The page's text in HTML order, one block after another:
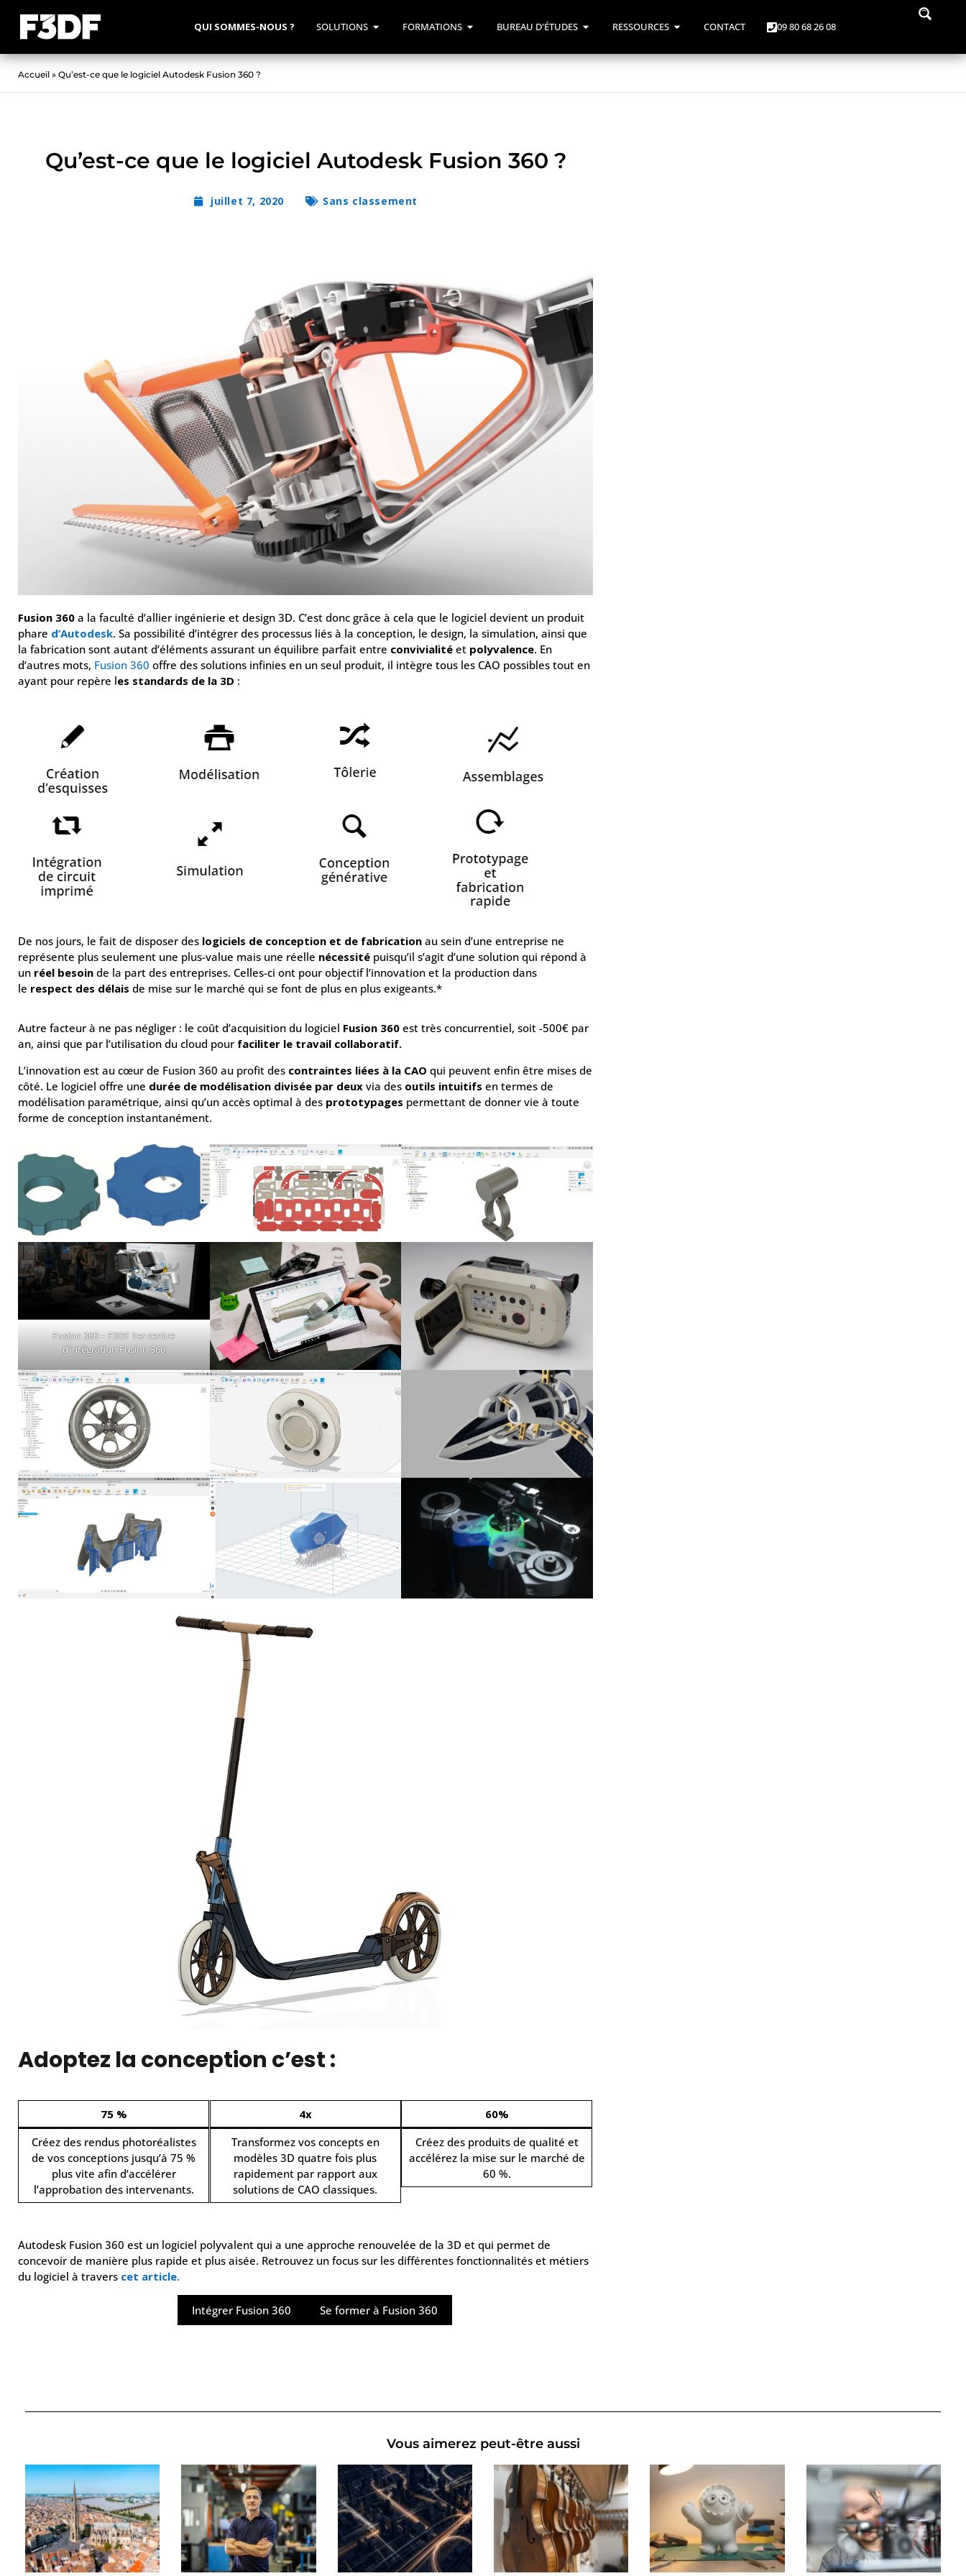
QUI SOMMES-NOUS ? SOLUTIONS FORMATIONS BUREAU D'ÉTUDES RESSOURCES CONTACT 09 80 68 26 08
Accueil » Qu’est-ce que le logiciel Autodesk Fusion 360 ?
Qu’est-ce que le logiciel Autodesk Fusion 360 ?
juillet 7, 2020 Sans classement
Fusion 360 a la faculté d’allier ingénierie et design 3D. C’est donc grâce à cela que le logiciel devient un produit
phare d’Autodesk. Sa possibilité d’intégrer des processus liés à la conception, le design, la simulation, ainsi que
la fabrication sont autant d’éléments assurant un équilibre parfait entre convivialité et polyvalence. En
d’autres mots, Fusion 360 offre des solutions infinies en un seul produit, il intègre tous les CAO possibles tout en
ayant pour repère les standards de la 3D :
De nos jours, le fait de disposer des logiciels de conception et de fabrication au sein d’une entreprise ne
représente plus seulement une plus-value mais une réelle nécessité puisqu’il s’agit d’une solution qui répond à
un réel besoin de la part des entreprises. Celles-ci ont pour objectif l’innovation et la production dans
le respect des délais de mise sur le marché qui se font de plus en plus exigeants.*
Autre facteur à ne pas négliger : le coût d’acquisition du logiciel Fusion 360 est très concurrentiel, soit -500€ par
an, ainsi que par l’utilisation du cloud pour faciliter le travail collaboratif.
L’innovation est au cœur de Fusion 360 au profit des contraintes liées à la CAO qui peuvent enfin être mises de
côté. Le logiciel offre une durée de modélisation divisée par deux via des outils intuitifs en termes de
modélisation paramétrique, ainsi qu’un accès optimal à des prototypages permettant de donner vie à toute
forme de conception instantanément.
Fusion 360 – F3DF 1er centre
d’intégration Fusion 360
Adoptez la conception c’est :
75 %
Créez des rendus photoréalistes
de vos conceptions jusqu’à 75 %
plus vite afin d’accélérer
l’approbation des intervenants.
4x
Transformez vos concepts en
modèles 3D quatre fois plus
rapidement par rapport aux
solutions de CAO classiques.
60%
Créez des produits de qualité et
accélérez la mise sur le marché de
60 %.
Autodesk Fusion 360 est un logiciel polyvalent qui a une approche renouvelée de la 3D et qui permet de
concevoir de manière plus rapide et plus aisée. Retrouvez un focus sur les différentes fonctionnalités et métiers
du logiciel à travers cet article.
Intégrer Fusion 360 Se former à Fusion 360
Vous aimerez peut-être aussi